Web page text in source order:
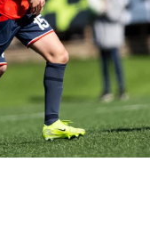
Коноплёва